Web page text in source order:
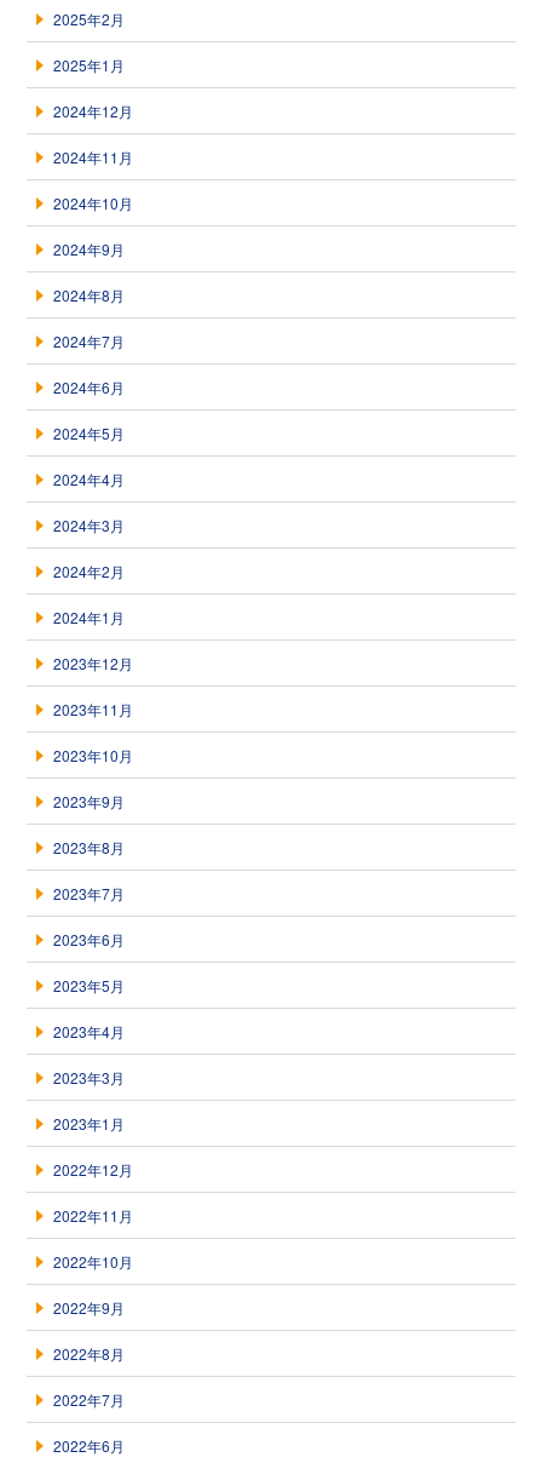
2025年2月
2025年1月
2024年12月
2024年11月
2024年10月
2024年9月
2024年8月
2024年7月
2024年6月
2024年5月
2024年4月
2024年3月
2024年2月
2024年1月
2023年12月
2023年11月
2023年10月
2023年9月
2023年8月
2023年7月
2023年6月
2023年5月
2023年4月
2023年3月
2023年1月
2022年12月
2022年11月
2022年10月
2022年9月
2022年8月
2022年7月
2022年6月